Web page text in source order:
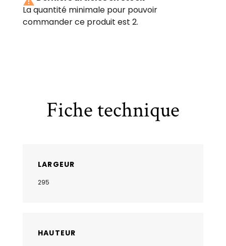
La quantité minimale pour pouvoir
commander ce produit est 2.
Fiche technique
LARGEUR
295
HAUTEUR